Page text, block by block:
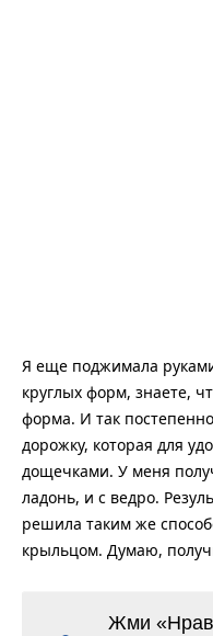
Я еще поджимала
круглых форм, знаете,
форма. И так
дорожку, которая для
дощечками. У меня
ладонь, и с ведро.
решила таким же
крыльцом. Думаю,
Жми